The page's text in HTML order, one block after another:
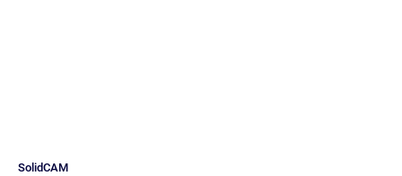
SolidCAM